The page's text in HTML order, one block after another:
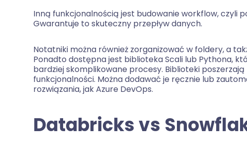
Inną funkcjonalnością jest budowanie workflow, czyli
Gwarantuje to skuteczny przepływ danych.
Notatniki można również zorganizować w foldery, a
Ponadto dostępna jest biblioteka Scali lub Pythona,
bardziej skomplikowane procesy. Biblioteki
funkcjonalności. Można dodawać je ręcznie lub
rozwiązania, jak Azure DevOps.
Databricks vs